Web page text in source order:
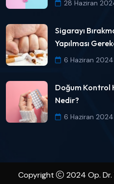
28 Haziran
Sigarayı
Yapılması
6 Haziran 2024
Doğum Kontrol
Nedir?
6 Haziran 2024
Copyright
2024 Op. Dr.